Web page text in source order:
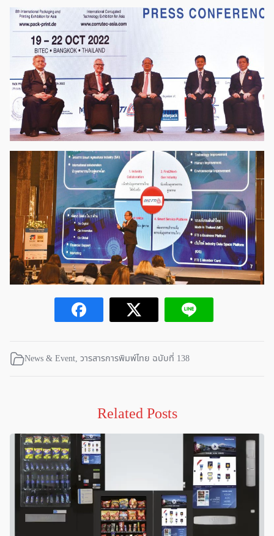
News & Event, วารสารการพิมพ์ไทย ฉบับที่ 138
Related Posts